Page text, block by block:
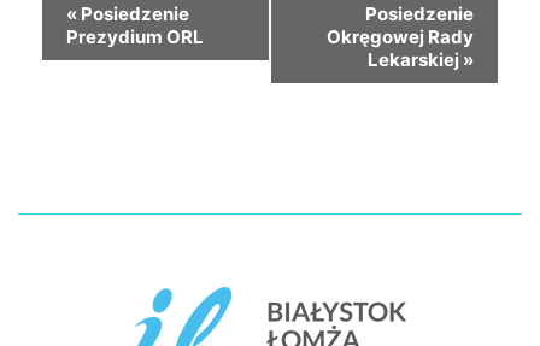
« Posiedzenie
Prezydium ORL
Posiedzenie
Okręgowej Rady
Lekarskiej »